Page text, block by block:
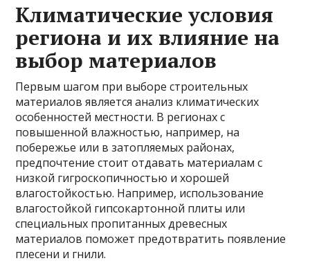
Климатические условия
региона и их влияние на
выбор материалов
Первым шагом при выборе строительных
материалов является анализ климатических
особенностей местности. В регионах с
повышенной влажностью, например, на
побережье или в затопляемых районах,
предпочтение стоит отдавать материалам с
низкой гигроскопичностью и хорошей
влагостойкостью. Например, использование
влагостойкой гипсокартонной плиты или
специальных пропитанных древесных
материалов поможет предотвратить появление
плесени и гнили.